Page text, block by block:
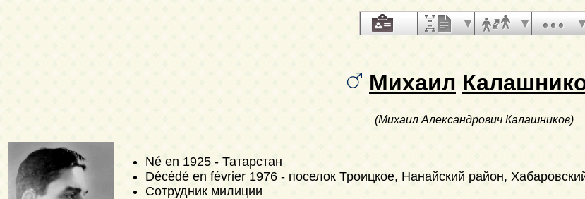
Михаил
(Михаил Александрович Калашников)
Né en 1925 - Татарстан
Décédé en février 1976 - поселок Троицкое, Нанайский район,
Сотрудник милиции